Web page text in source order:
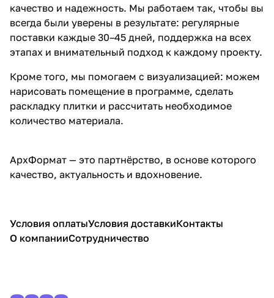
качество и надежность. Мы работаем так, чтобы вы
всегда были уверены в результате: регулярные
поставки каждые 30–45 дней, поддержка на всех
этапах и внимательный подход к каждому проекту.
Кроме того, мы помогаем с визуализацией: можем
нарисовать помещение в программе, сделать
раскладку плитки и рассчитать необходимое
количество материала.
АрхФормат — это партнёрство, в основе которого
качество, актуальность и вдохновение.
Условия оплатыУсловия доставкиКонтакты
О компанииСотрудничество